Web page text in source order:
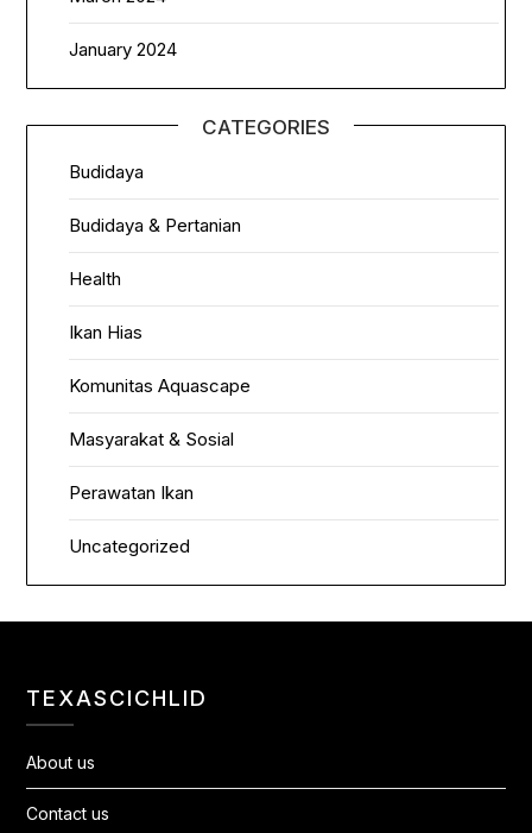
January 2024
CATEGORIES
Budidaya
Budidaya & Pertanian
Health
Ikan Hias
Komunitas Aquascape
Masyarakat & Sosial
Perawatan Ikan
Uncategorized
TEXASCICHLID
About us
Contact us